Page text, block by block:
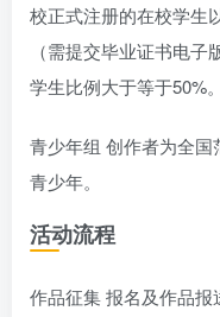
校正式注册的在校学生
（需提交毕业证书电
学生比例大于等于50%。
青少年组 创作者为全
青少年。
活动流程
作品征集 报名及作品